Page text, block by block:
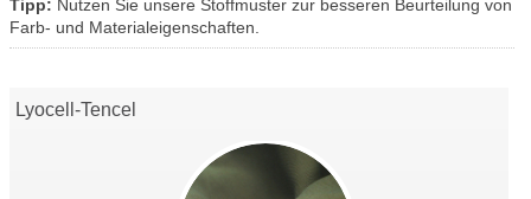
Tipp: Nutzen Sie unsere Stoffmuster zur besseren Beurteilung von
Farb- und Materialeigenschaften.
Lyocell-Tencel